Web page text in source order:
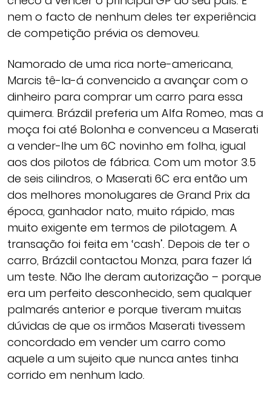
nem o facto de nenhum deles ter experiência
de competição prévia os demoveu.
Namorado de uma rica norte-americana,
Marcis tê-la-á convencido a avançar com o
dinheiro para comprar um carro para essa
quimera. Brázdil preferia um Alfa Romeo, mas a
moça foi até Bolonha e convenceu a Maserati
a vender-lhe um 6C novinho em folha, igual
aos dos pilotos de fábrica. Com um motor 3.5
de seis cilindros, o Maserati 6C era então um
dos melhores monolugares de Grand Prix da
época, ganhador nato, muito rápido, mas
muito exigente em termos de pilotagem. A
transação foi feita em ‘cash’. Depois de ter o
carro, Brázdil contactou Monza, para fazer lá
um teste. Não lhe deram autorização – porque
era um perfeito desconhecido, sem qualquer
palmarés anterior e porque tiveram muitas
dúvidas de que os irmãos Maserati tivessem
concordado em vender um carro como
aquele a um sujeito que nunca antes tinha
corrido em nenhum lado.